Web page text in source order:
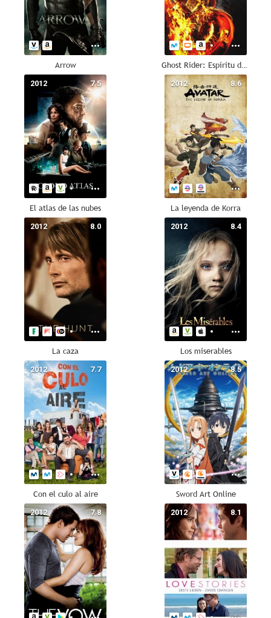
Arrow Ghost Rider: Espíritu de venganza
7.5
2012
El atlas de las nubes
8.6
2012
La leyenda de Korra
8.0
2012
La caza
8.4
2012
Los miserables
7.7
2012
Con el culo al aire
8.5
2012
Sword Art Online
7.8
2012 8.1
2012